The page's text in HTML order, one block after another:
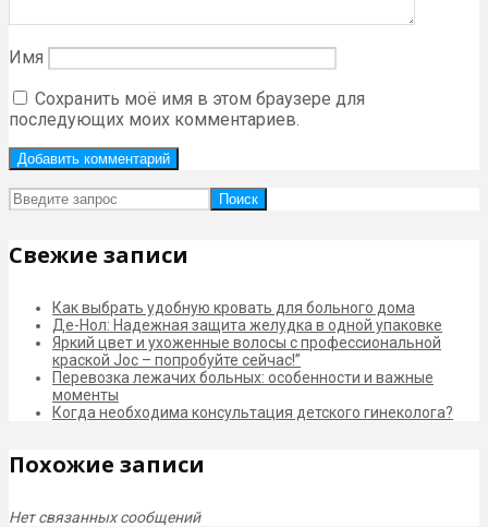
Имя
Сохранить моё имя в этом браузере для
последующих моих комментариев.
Поиск
Свежие записи
Как выбрать удобную кровать для больного дома
Де-Нол: Надежная защита желудка в одной упаковке
Яркий цвет и ухоженные волосы с профессиональной
краской Joc – попробуйте сейчас!”
Перевозка лежачих больных: особенности и важные
моменты
Когда необходима консультация детского гинеколога?
Похожие записи
Нет связанных сообщений